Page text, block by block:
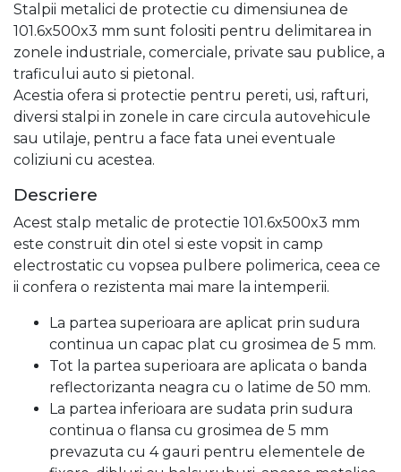
Stalpii metalici de protectie cu dimensiunea de
101.6x500x3 mm sunt folositi pentru delimitarea in
zonele industriale, comerciale, private sau publice, a
traficului auto si pietonal.
Acestia ofera si protectie pentru pereti, usi, rafturi,
diversi stalpi in zonele in care circula autovehicule
sau utilaje, pentru a face fata unei eventuale
coliziuni cu acestea.
Descriere
Acest stalp metalic de protectie 101.6x500x3 mm
este construit din otel si este vopsit in camp
electrostatic cu vopsea pulbere polimerica, ceea ce
ii confera o rezistenta mai mare la intemperii.
La partea superioara are aplicat prin sudura
continua un capac plat cu grosimea de 5 mm.
Tot la partea superioara are aplicata o banda
reflectorizanta neagra cu o latime de 50 mm.
La partea inferioara are sudata prin sudura
continua o flansa cu grosimea de 5 mm
prevazuta cu 4 gauri pentru elementele de